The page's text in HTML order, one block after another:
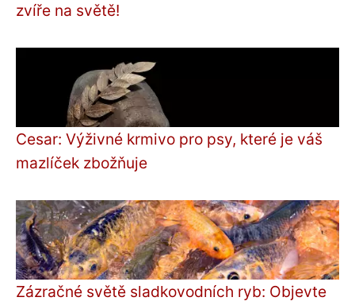
zvíře na světě!
Cesar: Výživné krmivo pro psy, které je váš
mazlíček zbožňuje
Zázračné světě sladkovodních ryb: Objevte